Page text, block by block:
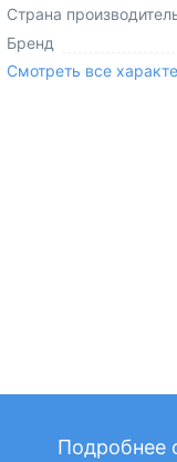
Страна
Бренд
Смотреть все
Подробнее